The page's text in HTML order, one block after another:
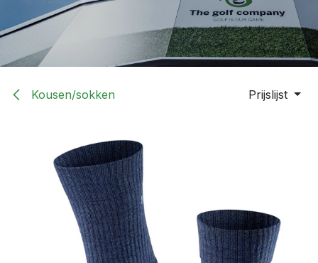
Kousen/sokken Prijslijst